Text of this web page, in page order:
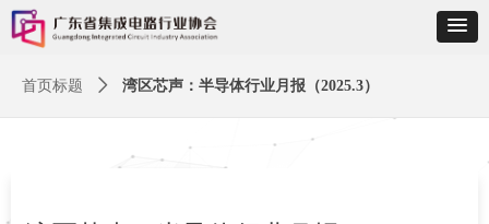
首页标题 ꄲ 湾区芯声：半导体行业月报（2025.3）